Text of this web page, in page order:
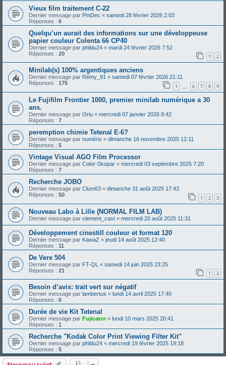
Vieux film traitement C-22
Dernier message par PmDec « samedi 28 février 2026 2:03
Réponses : 6
Quelqu’un aurait des informations sur une développeuse
papier couleur Colenta 66 CP40
Dernier message par phildu24 « mardi 24 février 2026 7:52
Réponses : 20 1 2
Minilab(s) 100% argentiques anciens
Dernier message par Rémy_91 « samedi 07 février 2026 21:11
Réponses : 175 1 6 7 8 9
Le Fujifilm Frontier 1000, premier minilab numérique a 30
ans.
Dernier message par Oriu « mercredi 07 janvier 2026 8:42
Réponses : 7
peremption chimie Tetenal E-6?
Dernier message par numérix « dimanche 16 novembre 2025 12:11
Réponses : 5
Vintage Visual AGO Film Processor
Dernier message par Color-Skopar « mercredi 03 septembre 2025 7:20
Réponses : 7
Recherche JOBO
Dernier message par Clum63 « dimanche 31 août 2025 17:43
Réponses : 50 1 2 3
Nouveau Labo à Lille (NORMAL FILM LAB)
Dernier message par clement_cast « mercredi 20 août 2025 11:31
Développement cinestill couleur et format 120
Dernier message par KawaZ « jeudi 14 août 2025 12:40
Réponses : 11
De Vere 504
Dernier message par FT-QL « samedi 14 juin 2025 23:25
Réponses : 21 1 2
Besoin d’avis: trait vert sur négatif
Dernier message par lambertus « lundi 14 avril 2025 17:40
Réponses : 6
Durée de vie Kit Tetenal
Dernier message par Fujicator« lundi 10 mars 2025 20:41
Réponses : 1
Recherche "Kodak Color Print Viewing Filter Kit"
Dernier message par phildu24 « mercredi 19 février 2025 19:18
Réponses : 5